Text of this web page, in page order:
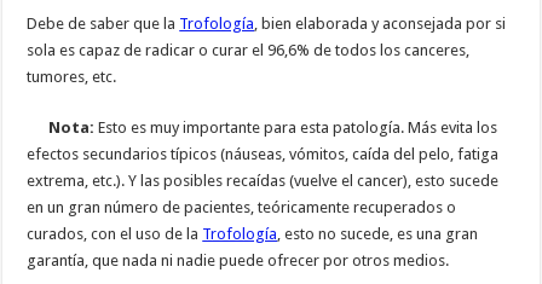
Debe de saber que la Trofología, bien elaborada y aconsejada por si
sola es capaz de radicar o curar el 96,6% de todos los canceres,
tumores, etc.
Nota:Esto es muy importante para esta patología. Más evita los
efectos secundarios típicos (náuseas, vómitos, caída del pelo, fatiga
extrema, etc.). Y las posibles recaídas (vuelve el cancer), esto sucede
en un gran número de pacientes, teóricamente recuperados o
curados, con el uso de la Trofología, esto no sucede, es una gran
garantía, que nada ni nadie puede ofrecer por otros medios.